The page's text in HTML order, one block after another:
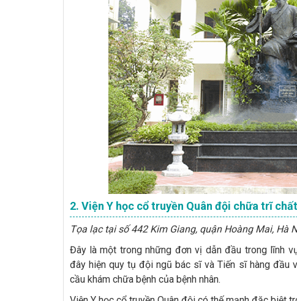
2. Viện Y học cổ truyền Quân đội chữa trĩ
Tọa lạc tại số 442 Kim Giang, quận Hoàng Mai, Hà
Đây là một trong những đơn vị dẫn đầu trong lĩnh
đây hiện quy tụ đội ngũ bác sĩ và Tiến sĩ hàng đầu
cầu khám chữa bệnh của bệnh nhân.